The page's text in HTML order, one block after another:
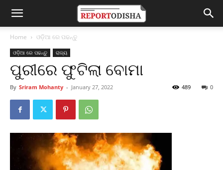
Home ଓଡ଼ିଆ ରେ ପଢନ୍ତୁ
ଓଡ଼ିଆ ରେ ପଢନ୍ତୁ ରାଜ୍ୟ
ପୁରୀରେ ଫୁଟିଲା ବୋମା
By Sriram Mohanty - January 27, 2022 0
489